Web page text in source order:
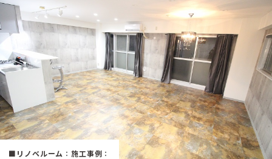
子育て
暮らし
おすすめ
スポット 学び・教育
「場」
HAREL
■リノベルーム ：施工事例 ：